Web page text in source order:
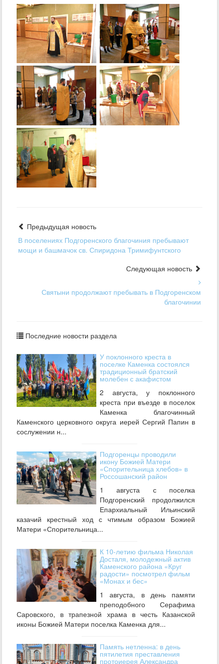
Предыдущая новость
В поселениях Подгоренского благочиния пребывают
мощи и башмачок св. Спиридона Тримифунтского
Следующая новость
Святыни продолжают пребывать в Подгоренском
благочинии
Последние новости раздела
У поклонного креста в
поселке Каменка состоялся
традиционный братский
молебен с акафистом
2 августа, у поклонного
креста при въезде в поселок
Каменка благочинный
Каменского церковного округа иерей Сергий Папин в
сослужении н...
Подгоренцы проводили
икону Божией Матери
«Спорительница хлебов» в
Россошанский район
1 августа с поселка
Подгоренский продолжился
Епархиальный Ильинский
казачий крестный ход с чтимым образом Божией
Матери «Спорительница...
К 10-летию фильма Николая
Досталя, молодежный актив
Каменского района «Круг
радости» посмотрел фильм
«Монах и бес»
1 августа, в день памяти
преподобного Серафима
Саровского, в трапезной храма в честь Казанской
иконы Божией Матери поселка Каменка для...
Память нетленна: в день
пятилетия преставления
протоиерея Александра